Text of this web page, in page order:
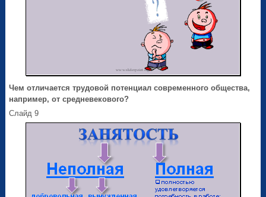
Чем отличается трудовой потенциал современного общества,
например, от средневекового?
Слайд 9